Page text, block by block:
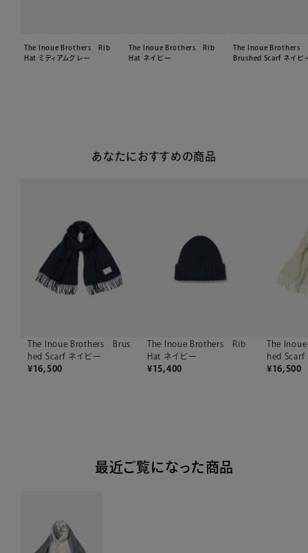
The Inoue Brothers Rib
Hat ミディアムグレー
The Inoue Brothers Rib
Hat ネイビー
The Inoue Brothers
Brushed Scarf ネイビ
あなたにおすすめの商品
The Inoue Brothers Brus
hed Scarf ネイビー
¥16,500
The Inoue Brothers Rib
Hat ネイビー
¥15,400
The
hed Scarf
¥16,500
最近ご覧になった商品